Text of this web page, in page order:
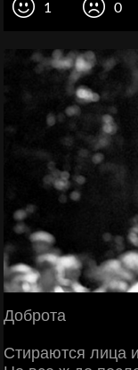
1 0
Доброта
Стираются лица